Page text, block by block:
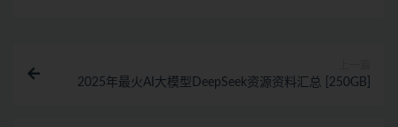
2025年最火AI大模型DeepSeek资源资料汇总 [250GB]